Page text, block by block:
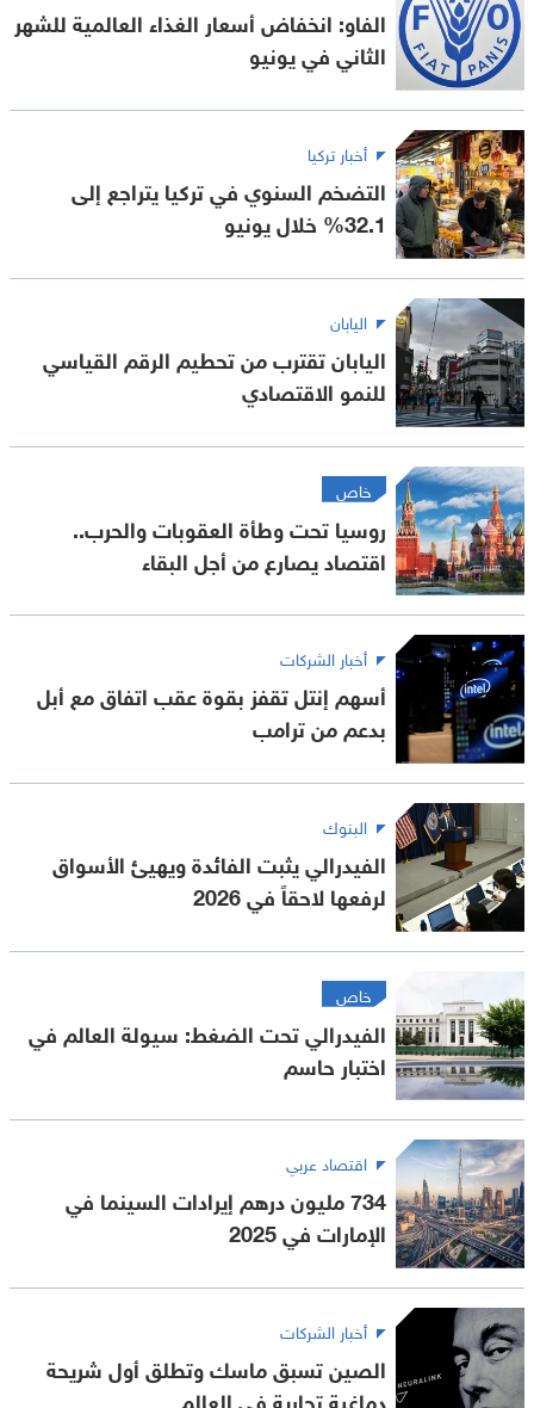
الفاو: انخفاض أسعار الغذاء العالمية للشهر
الثاني في يونيو
أخبار تركيا
التضخم السنوي في تركيا يتراجع إلى
32.1% خلال يونيو
اليابان
اليابان تقترب من تحطيم الرقم القياسي
للنمو الاقتصادي
خاص
روسيا تحت وطأة العقوبات والحرب..
اقتصاد يصارع من أجل البقاء
أخبار الشركات
أسهم إنتل تقفز بقوة عقب اتفاق مع أبل
بدعم من ترامب
البنوك
الفيدرالي يثبت الفائدة ويهيئ الأسواق
لرفعها لاحقاً في 2026
خاص
الفيدرالي تحت الضغط: سيولة العالم في
اختبار حاسم
اقتصاد عربي
734 مليون درهم إيرادات السينما في
الإمارات في 2025
أخبار الشركات
الصين تسبق ماسك وتطلق أول شريحة
دماغية تجارية في العالم